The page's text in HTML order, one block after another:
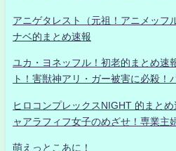
アニゲタレスト（元祖！アニメッ
ナベ的まとめ速報
ユカ・ヨネッフル！初老的まとめ速
ト！害獣神アリ・ガー被害に必殺！
ヒロコンプレックスNIGHT 的まと
ャアラフィフ女子のめざせ！専業主
萌えっとこあに！